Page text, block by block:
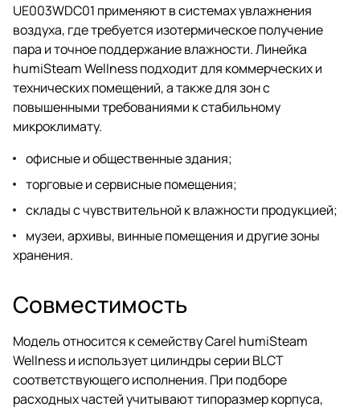
UE003WDC01 применяют в системах увлажнения
воздуха, где требуется изотермическое получение
пара и точное поддержание влажности. Линейка
humiSteam Wellness подходит для коммерческих и
технических помещений, а также для зон с
повышенными требованиями к стабильному
микроклимату.
офисные и общественные здания;
торговые и сервисные помещения;
склады с чувствительной к влажности продукцией;
музеи, архивы, винные помещения и другие зоны
хранения.
Совместимость
Модель относится к семейству Carel humiSteam
Wellness и использует цилиндры серии BLCT
соответствующего исполнения. При подборе
расходных частей учитывают типоразмер корпуса,